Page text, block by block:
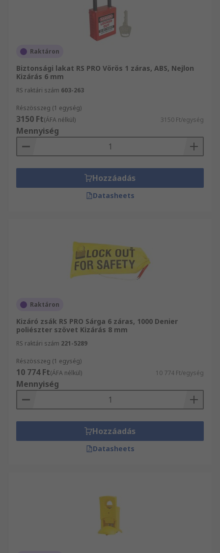
Raktáron
Biztonsági lakat RS PRO Vörös 1 záras, ABS, Nejlon
Kizárás 6 mm
RS raktári szám 603-263
Részösszeg (1 egység)
3150 Ft(ÁFA nélkül) 3150 Ft/egység
Mennyiség
Hozzáadás
Datasheets
Raktáron
Kizáró zsák RS PRO Sárga 6 záras, 1000 Denier
poliészter szövet Kizárás 8 mm
RS raktári szám 221-5289
Részösszeg (1 egység)
10 774 Ft(ÁFA nélkül) 10 774 Ft/egység
Mennyiség
Hozzáadás
Datasheets